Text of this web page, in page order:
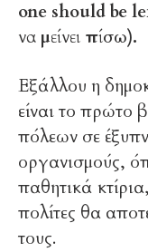
one should be
να μείνει πίσω).
Εξάλλου η
είναι το πρώτο
πόλεων σε
οργανισμούς,
παθητικά
πολίτες θα
τους.